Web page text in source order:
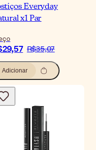
Everyday
x1 Par
R$35,07
Adicionar